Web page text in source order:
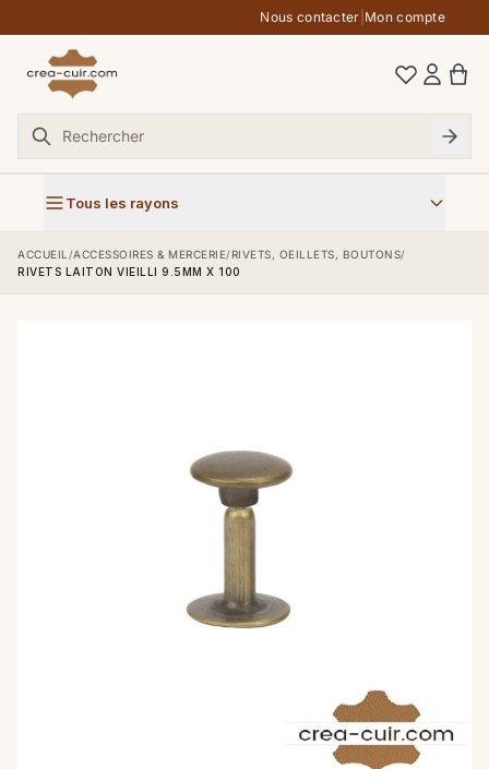
Nous contacter Mon compte
Tous les rayons
ACCUEIL /ACCESSOIRES & MERCERIE/ RIVETS, OEILLETS, BOUTONS/
RIVETS LAITON VIEILLI 9.5MM X 100